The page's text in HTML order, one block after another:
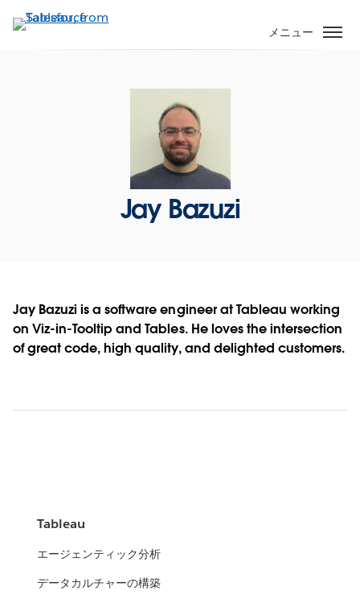
イ
メニュー
Jay Bazuzi
Jay Bazuzi is a software engineer at Tableau working
on Viz-in-Tooltip and Tables. He loves the intersection
of great code, high quality, and delighted customers.
Tableau
エージェンティック分析
データカルチャーの構築